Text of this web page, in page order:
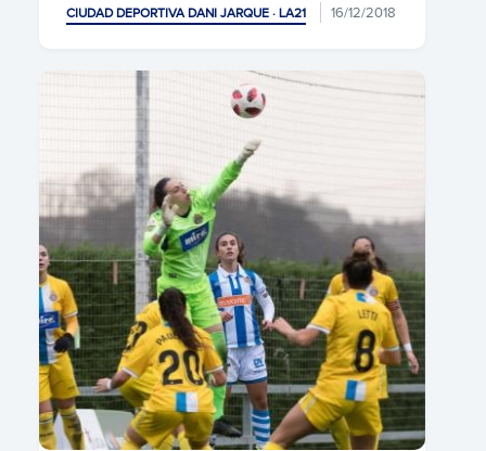
CIUDAD DEPORTIVA DANI JARQUE · LA21 16/12/2018